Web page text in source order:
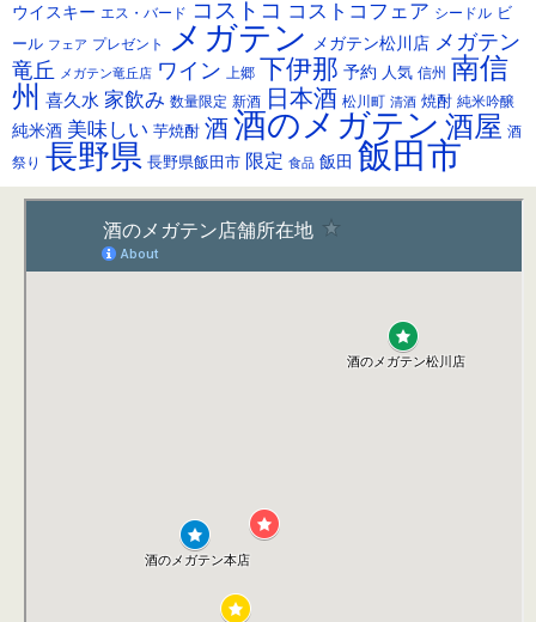
ブ
ウイスキー エス・バード コストコ コストコフェア シードル ビ
ール フェア プレゼント メガテン メガテン松川店 メガテン
竜丘
メガテン竜丘店 ワイン 上郷 下伊那 予約 人気 信州 南信
州 喜久水 家飲み 数量限定 新酒 日本酒 松川町 清酒 焼酎 純米吟醸
純米酒 美味しい 芋焼酎 酒酒のメガテン 酒屋 酒
祭り 長野県 長野県飯田市 限定 食品 飯田 飯田市